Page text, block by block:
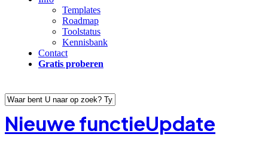
Templates
Roadmap
Toolstatus
Kennisbank
Contact
Gratis proberen
Search
Nieuwe functieUpdate